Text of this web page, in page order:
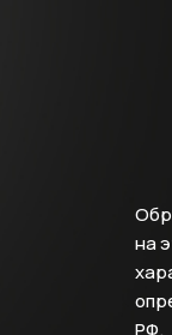
на
РФ.